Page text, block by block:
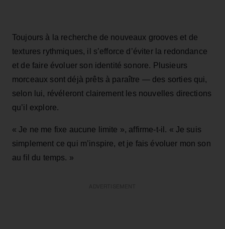
Toujours à la recherche de nouveaux grooves et de
textures rythmiques, il s’efforce d’éviter la redondance
et de faire évoluer son identité sonore. Plusieurs
morceaux sont déjà prêts à paraître — des sorties qui,
selon lui, révéleront clairement les nouvelles directions
qu’il explore.
« Je ne me fixe aucune limite », affirme-t-il. « Je suis
simplement ce qui m’inspire, et je fais évoluer mon son
au fil du temps. »